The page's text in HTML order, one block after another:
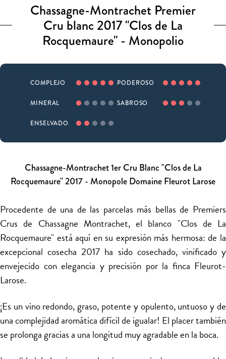
Chassagne-Montrachet Premier
Cru blanc 2017 "Clos de La
Rocquemaure" - Monopolio
COMPLEJO PODEROSO
MINERAL SABROSO
ENSELVADO
Chassagne-Montrachet 1er Cru Blanc "Clos de La
Rocquemaure" 2017 - Monopole Domaine Fleurot Larose
Procedente de una de las parcelas más bellas de Premiers
Crus de Chassagne Montrachet, el blanco "Clos de La
Rocquemaure" está aquí en su expresión más hermosa: de la
excepcional cosecha 2017 ha sido cosechado, vinificado y
envejecido con elegancia y precisión por la finca Fleurot-
Larose.
¡Es un vino redondo, graso, potente y opulento, untuoso y de
una complejidad aromática difícil de igualar! El placer también
se prolonga gracias a una longitud muy agradable en la boca.